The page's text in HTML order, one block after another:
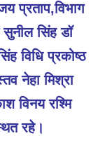
प्रताप,विभाग
सिंह डॉ
विधि प्रकोष्ठ
नेहा मिश्रा
विनय रश्मि
रहे।